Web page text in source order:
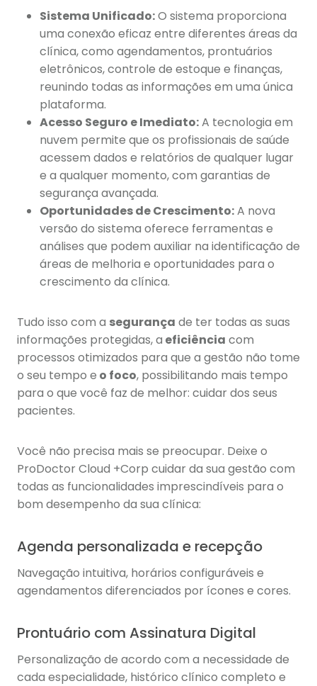
Sistema Unificado:O sistema proporciona
uma conexão eficaz entre diferentes áreas da
clínica, como agendamentos, prontuários
eletrônicos, controle de estoque e finanças,
reunindo todas as informações em uma única
plataforma.
Acesso Seguro e Imediato:A tecnologia em
nuvem permite que os profissionais de saúde
acessem dados e relatórios de qualquer lugar
e a qualquer momento, com garantias de
segurança avançada.
Oportunidades de Crescimento:A nova
versão do sistema oferece ferramentas e
análises que podem auxiliar na identificação de
áreas de melhoria e oportunidades para o
crescimento da clínica.
Tudo isso com a segurança de ter todas as suas
informações protegidas, a eficiência com
processos otimizados para que a gestão não tome
o seu tempo e o foco, possibilitando mais tempo
para o que você faz de melhor: cuidar dos seus
pacientes.
Você não precisa mais se preocupar. Deixe o
ProDoctor Cloud +Corp cuidar da sua gestão com
todas as funcionalidades imprescindíveis para o
bom desempenho da sua clínica:
Agenda personalizada e recepção
Navegação intuitiva, horários configuráveis e
agendamentos diferenciados por ícones e cores.
Prontuário com Assinatura Digital
Personalização de acordo com a necessidade de
cada especialidade, histórico clínico completo e